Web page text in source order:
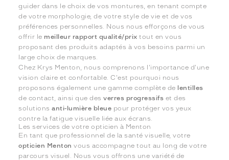
guider dans le choix de vos montures, en tenant compte
de votre morphologie, de votre style de vie et de vos
préférences personnelles. Nous nous efforçons de vous
offrir le meilleur rapport qualité/prix tout en vous
proposant des produits adaptés à vos besoins parmi un
large choix de marques.
Chez Krys Menton, nous comprenons l'importance d'une
vision claire et confortable. C'est pourquoi nous
proposons également une gamme complète de lentilles
de contact, ainsi que desverres progressifs et des
solutionsanti-lumière bleue pour protéger vos yeux
contre la fatigue visuelle liée aux écrans.
Les services de votre opticien à Menton
En tant que professionnel de la santé visuelle, votre
opticien Menton vous accompagne tout au long de votre
parcours visuel. Nous vous offrons une variété de